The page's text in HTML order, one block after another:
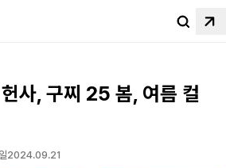
사, 구찌 25 봄, 여름 컬
2024.09.21